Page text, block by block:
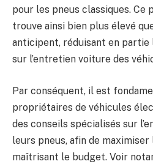
pour les pneus classiques. Ce
trouve ainsi bien plus élevé
anticipent, réduisant en partie
sur l’entretien voiture des
Par conséquent, il est
propriétaires de véhicules
des conseils spécialisés sur
leurs pneus, afin de
maîtrisant le budget. Voir